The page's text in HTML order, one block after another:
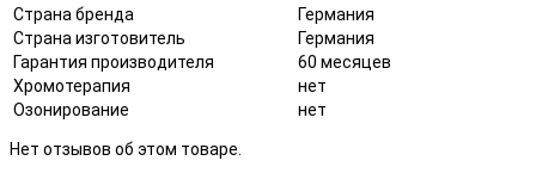
Страна бренда
Германия
Страна изготовитель
Германия
Гарантия производителя
60 месяцев
Хромотерапия
нет
Озонирование
нет
Нет отзывов об этом товаре.